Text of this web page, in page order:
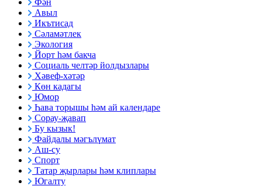
Фән
Авыл
Икътисад
Сәламәтлек
Экология
Йорт һәм бакча
Социаль челтәр йолдызлары
Хәвеф-хәтәр
Көн кадагы
Юмор
Һава торышы һәм ай календаре
Сорау-җавап
Бу кызык!
Файдалы мәгълүмат
Аш-су
Спорт
Татар җырлары һәм клиплары
Югалту